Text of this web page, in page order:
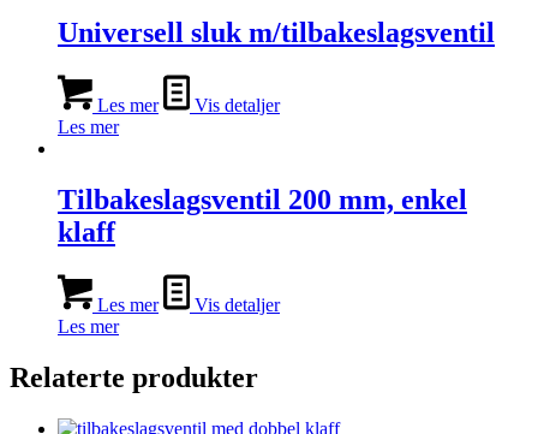
Universell sluk m/tilbakeslagsventil
Les mer
Vis detaljer
Les mer
Tilbakeslagsventil 200 mm, enkel
klaff
Les mer
Vis detaljer
Les mer
Relaterte produkter